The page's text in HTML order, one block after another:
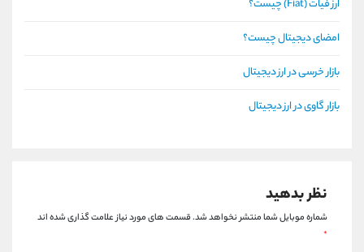
ارز فیات (Fiat) چیست؟
امضای دیجیتال چیست؟
بازار خرسی در ارز دیجیتال
بازار گاوی در ارز دیجیتال
نظر بدهید
شماره موبایل شما منتشر نخواهد شد.قسمت های مورد نیاز علامت گذاری شده اند
*